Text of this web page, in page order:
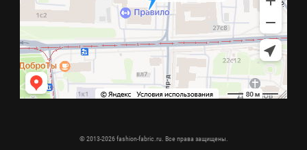
© 2013-2026 fashion-fabric.ru. Все права защищены.